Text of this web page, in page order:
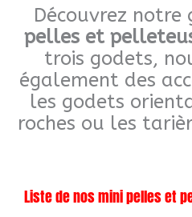
k
Découvrez notre
pelles et
trois godets,
également des
les godets
roches ou les
Liste de nos mini pelles et